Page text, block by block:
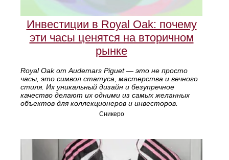
Инвестиции в Royal Oak: почему
эти часы ценятся на вторичном
рынке
Royal Oak от Audemars Piguet — это не просто
часы, это символ статуса, мастерства и вечного
стиля. Их уникальный дизайн и безупречное
качество делают их одними из самых желанных
объектов для коллекционеров и инвесторов.
Сникеро